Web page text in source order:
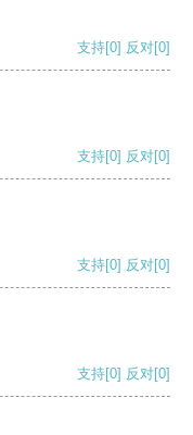
支持[0] 反对[0]
支持[0] 反对[0]
支持[0] 反对[0]
支持[0] 反对[0]